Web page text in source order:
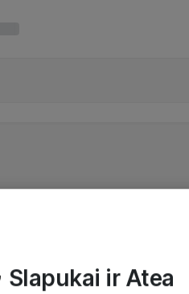
Slapukai ir Atea